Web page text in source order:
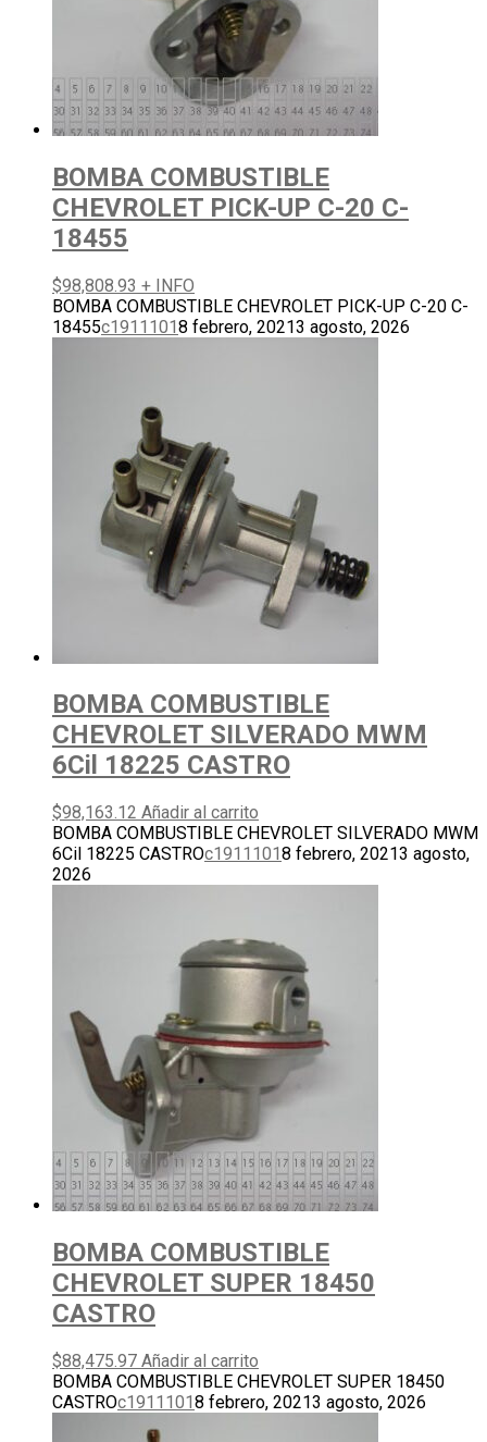
BOMBA COMBUSTIBLE
CHEVROLET PICK-UP C-20 C-
18455
$98,808.93 + INFO
BOMBA COMBUSTIBLE CHEVROLET PICK-UP C-20 C-
18455c19111018 febrero, 20213 agosto, 2026
BOMBA COMBUSTIBLE
CHEVROLET SILVERADO MWM
6Cil 18225 CASTRO
$98,163.12 Añadir al carrito
BOMBA COMBUSTIBLE CHEVROLET SILVERADO MWM
6Cil 18225 CASTROc1911101 8 febrero, 20213 agosto,
2026
BOMBA COMBUSTIBLE
CHEVROLET SUPER 18450
CASTRO
$88,475.97 Añadir al carrito
BOMBA COMBUSTIBLE CHEVROLET SUPER 18450
CASTROc1911101 8 febrero, 20213 agosto, 2026